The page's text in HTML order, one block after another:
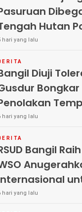
Hutan Polisi Buru Tiga
hari yang lalu
Diuji
hari yang lalu
Bangil
hari yang lalu